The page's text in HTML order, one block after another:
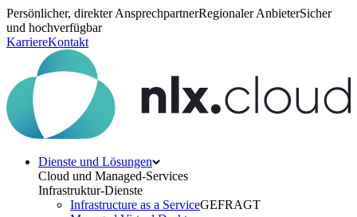
Persönlicher, direkter AnsprechpartnerRegionaler AnbieterSicher
und hochverfügbar
KarriereKontakt
Dienste und Lösungen
Cloud und Managed-Services
Infrastruktur-Dienste
Infrastructure as a ServiceGEFRAGT